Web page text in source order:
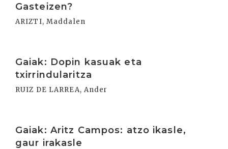
Gasteizen?
ARIZTI, Maddalen
Gaiak: Dopin kasuak eta
txirrindularitza
RUIZ DE LARREA, Ander
Gaiak: Aritz Campos: atzo ikasle,
gaur irakasle